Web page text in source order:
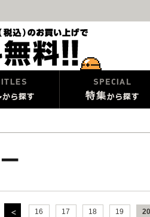
16 17 18 19 20